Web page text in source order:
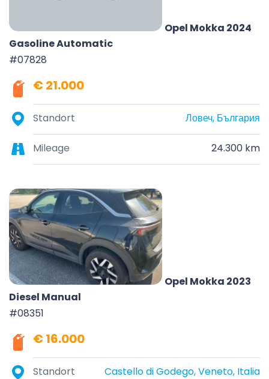
Opel Mokka 2024
Gasoline Automatic
#07828
€ 21.000
Standort Ловеч, България
Mileage 24.300 km
Opel Mokka 2023
Diesel Manual
#08351
€ 16.000
Standort Castello di Godego, Veneto, Italia